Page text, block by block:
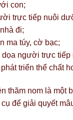
con;
trực tiếp nuôi
đi;
ma túy, cờ bạc;
người trực tiếp
triển thể chất
thăm nom là một
để giải quyết